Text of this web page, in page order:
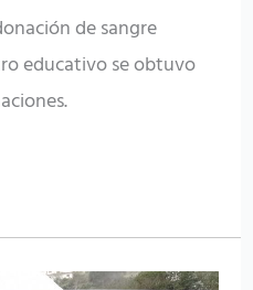
de sangre
educativo se obtuvo